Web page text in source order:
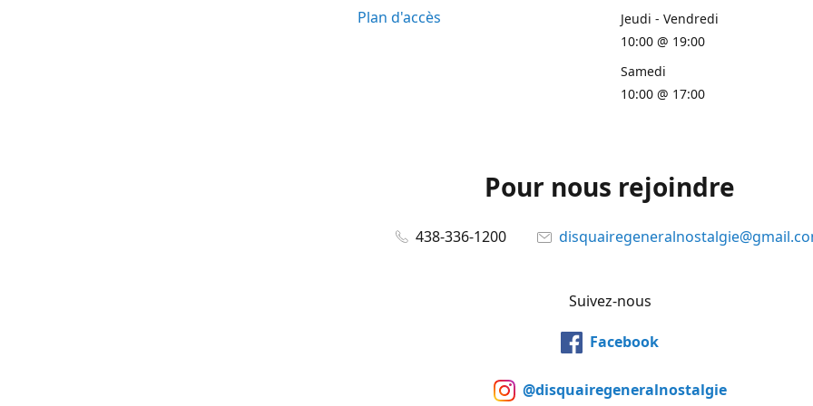
Plan d'accès
Jeudi - Vendredi
10:00 @ 19:00
Samedi
10:00 @ 17:00
Pour nous rejoindre
438-336-1200
Suivez-nous
Facebook
@disquairegeneralnostalgie